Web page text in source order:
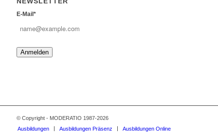
E-Mail*
Anmelden
© Copyright - MODERATIO 1987-2026
Ausbildungen
Ausbildungen Präsenz Ausbildungen Online